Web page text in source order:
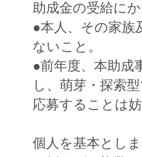
助成金の受給に
●本人、その家族
ないこと。
●前年度、本助成
し、萌芽・探索
応募することは
個人を基本とし